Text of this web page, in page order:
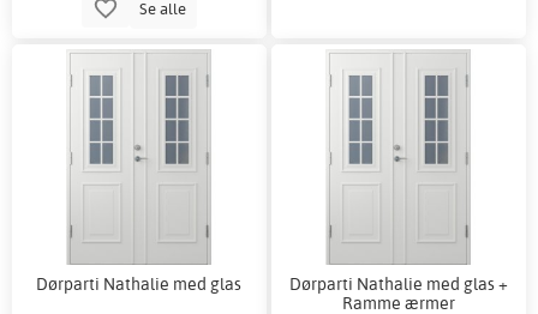
Se alle
Dørparti Nathalie med glas
Dørparti Nathalie med glas +
Ramme ærmer